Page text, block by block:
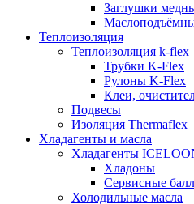
Заглушки
Теплоизоляция
Теплоизоляция k-flex
Трубки K-Flex
Рулоны K-Flex
Клеи,
Подвесы
Изоляция Thermaflex
Хладагенты и масла
Хладагенты
Хладоны
Сервисные
Холодильные масла